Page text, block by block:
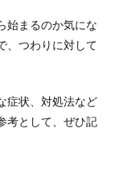
始まるのか気にな
、つわりに対して
症状、対処法など
考として、ぜひ記